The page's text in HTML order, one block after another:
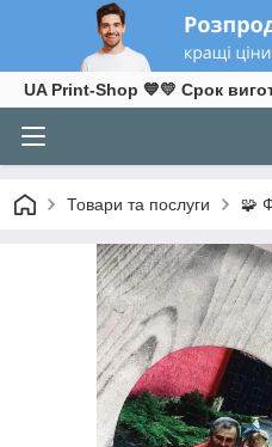
UA Print-Shop ​💙💛 Срок
Товари та послуги 🧩